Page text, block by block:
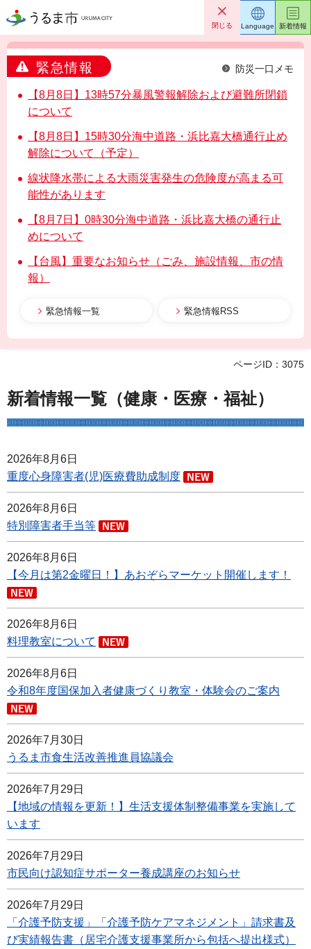
うるま市 閉じる
緊急情報 防災一口メモ
【8月8日】13時57分暴風警報解除および避難所閉鎖
について
【8月8日】15時30分海中道路・浜比嘉大橋通行止め
解除について（予定）
線状降水帯による大雨災害発生の危険度が高まる可
能性があります
【8月7日】0時30分海中道路・浜比嘉大橋の通行止
めについて
【台風】重要なお知らせ（ごみ、施設情報、市の情
報）
緊急情報一覧 緊急情報RSS
Language 新着情報
ページID：3075
新着情報一覧（健康・医療・福祉）
2026年8月6日
重度心身障害者(児)医療費助成制度
2026年8月6日
特別障害者手当等
2026年8月6日
【今月は第2金曜日！】あおぞらマーケット開催します！
2026年8月6日
料理教室について
2026年8月6日
令和8年度国保加入者健康づくり教室・体験会のご案内
2026年7月30日
うるま市食生活改善推進員協議会
2026年7月29日
【地域の情報を更新！】生活支援体制整備事業を実施して
います
2026年7月29日
市民向け認知症サポーター養成講座のお知らせ
2026年7月29日
「介護予防支援」「介護予防ケアマネジメント」請求書及
び実績報告書（居宅介護支援事業所から包括へ提出様式）